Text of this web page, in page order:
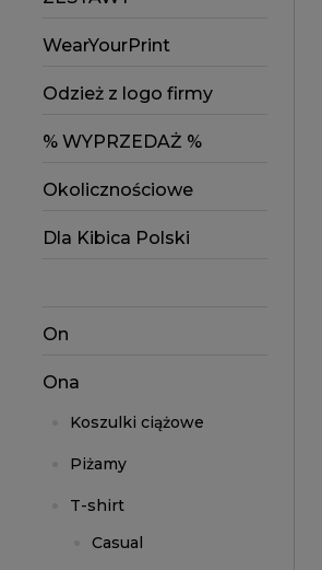
WearYourPrint
Odzież z logo firmy
% WYPRZEDAŻ %
Okolicznościowe
Dla Kibica Polski
On
Ona
Koszulki ciążowe
Piżamy
T-shirt
Casual